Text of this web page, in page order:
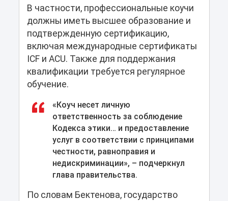
В частности, профессиональные коучи
должны иметь высшее образование и
подтвержденную сертификацию,
включая международные сертификаты
ICF и ACU. Также для поддержания
квалификации требуется регулярное
обучение.
«Коуч несет личную
ответственность за соблюдение
Кодекса этики… и предоставление
услуг в соответствии с принципами
честности, равноправия и
недискриминации», – подчеркнул
глава правительства.
По словам Бектенова, государство